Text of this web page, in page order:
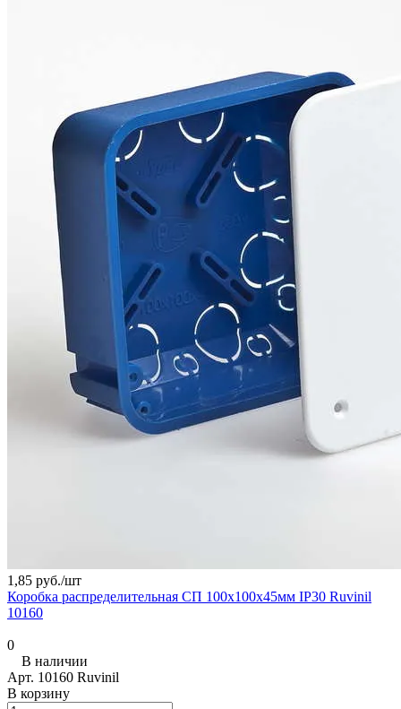
1,85 руб./шт
Коробка распределительная СП 100х100х45мм IP30 Ruvinil
10160
0
В наличии
Арт. 10160 Ruvinil
В корзину